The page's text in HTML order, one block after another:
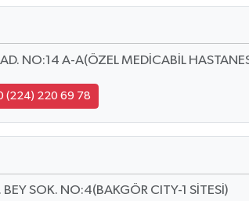
NO:14 A-A(ÖZEL MEDİCABİL
(224) 220 69 78
SOK. NO:4(BAKGÖR CITY-1 SİTESİ)